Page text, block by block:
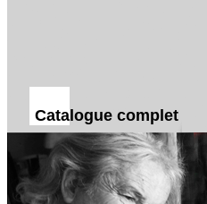
Catalogue complet